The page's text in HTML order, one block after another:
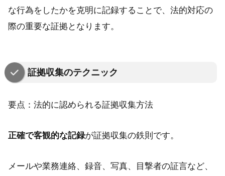
な行為をしたかを克明に記録することで、法的対応の
際の重要な証拠となります。
証拠収集のテクニック
要点：法的に認められる証拠収集方法
正確で客観的な記録が証拠収集の鉄則です。
メールや業務連絡、録音、写真、目撃者の証言など、